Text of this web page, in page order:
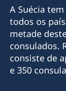
Innovation
Darter Road
Gardens
Cape Town
+267 395 25
Email
Email
(cnr of
A Suécia
todos os
metade
consulados.
consiste de
e 350